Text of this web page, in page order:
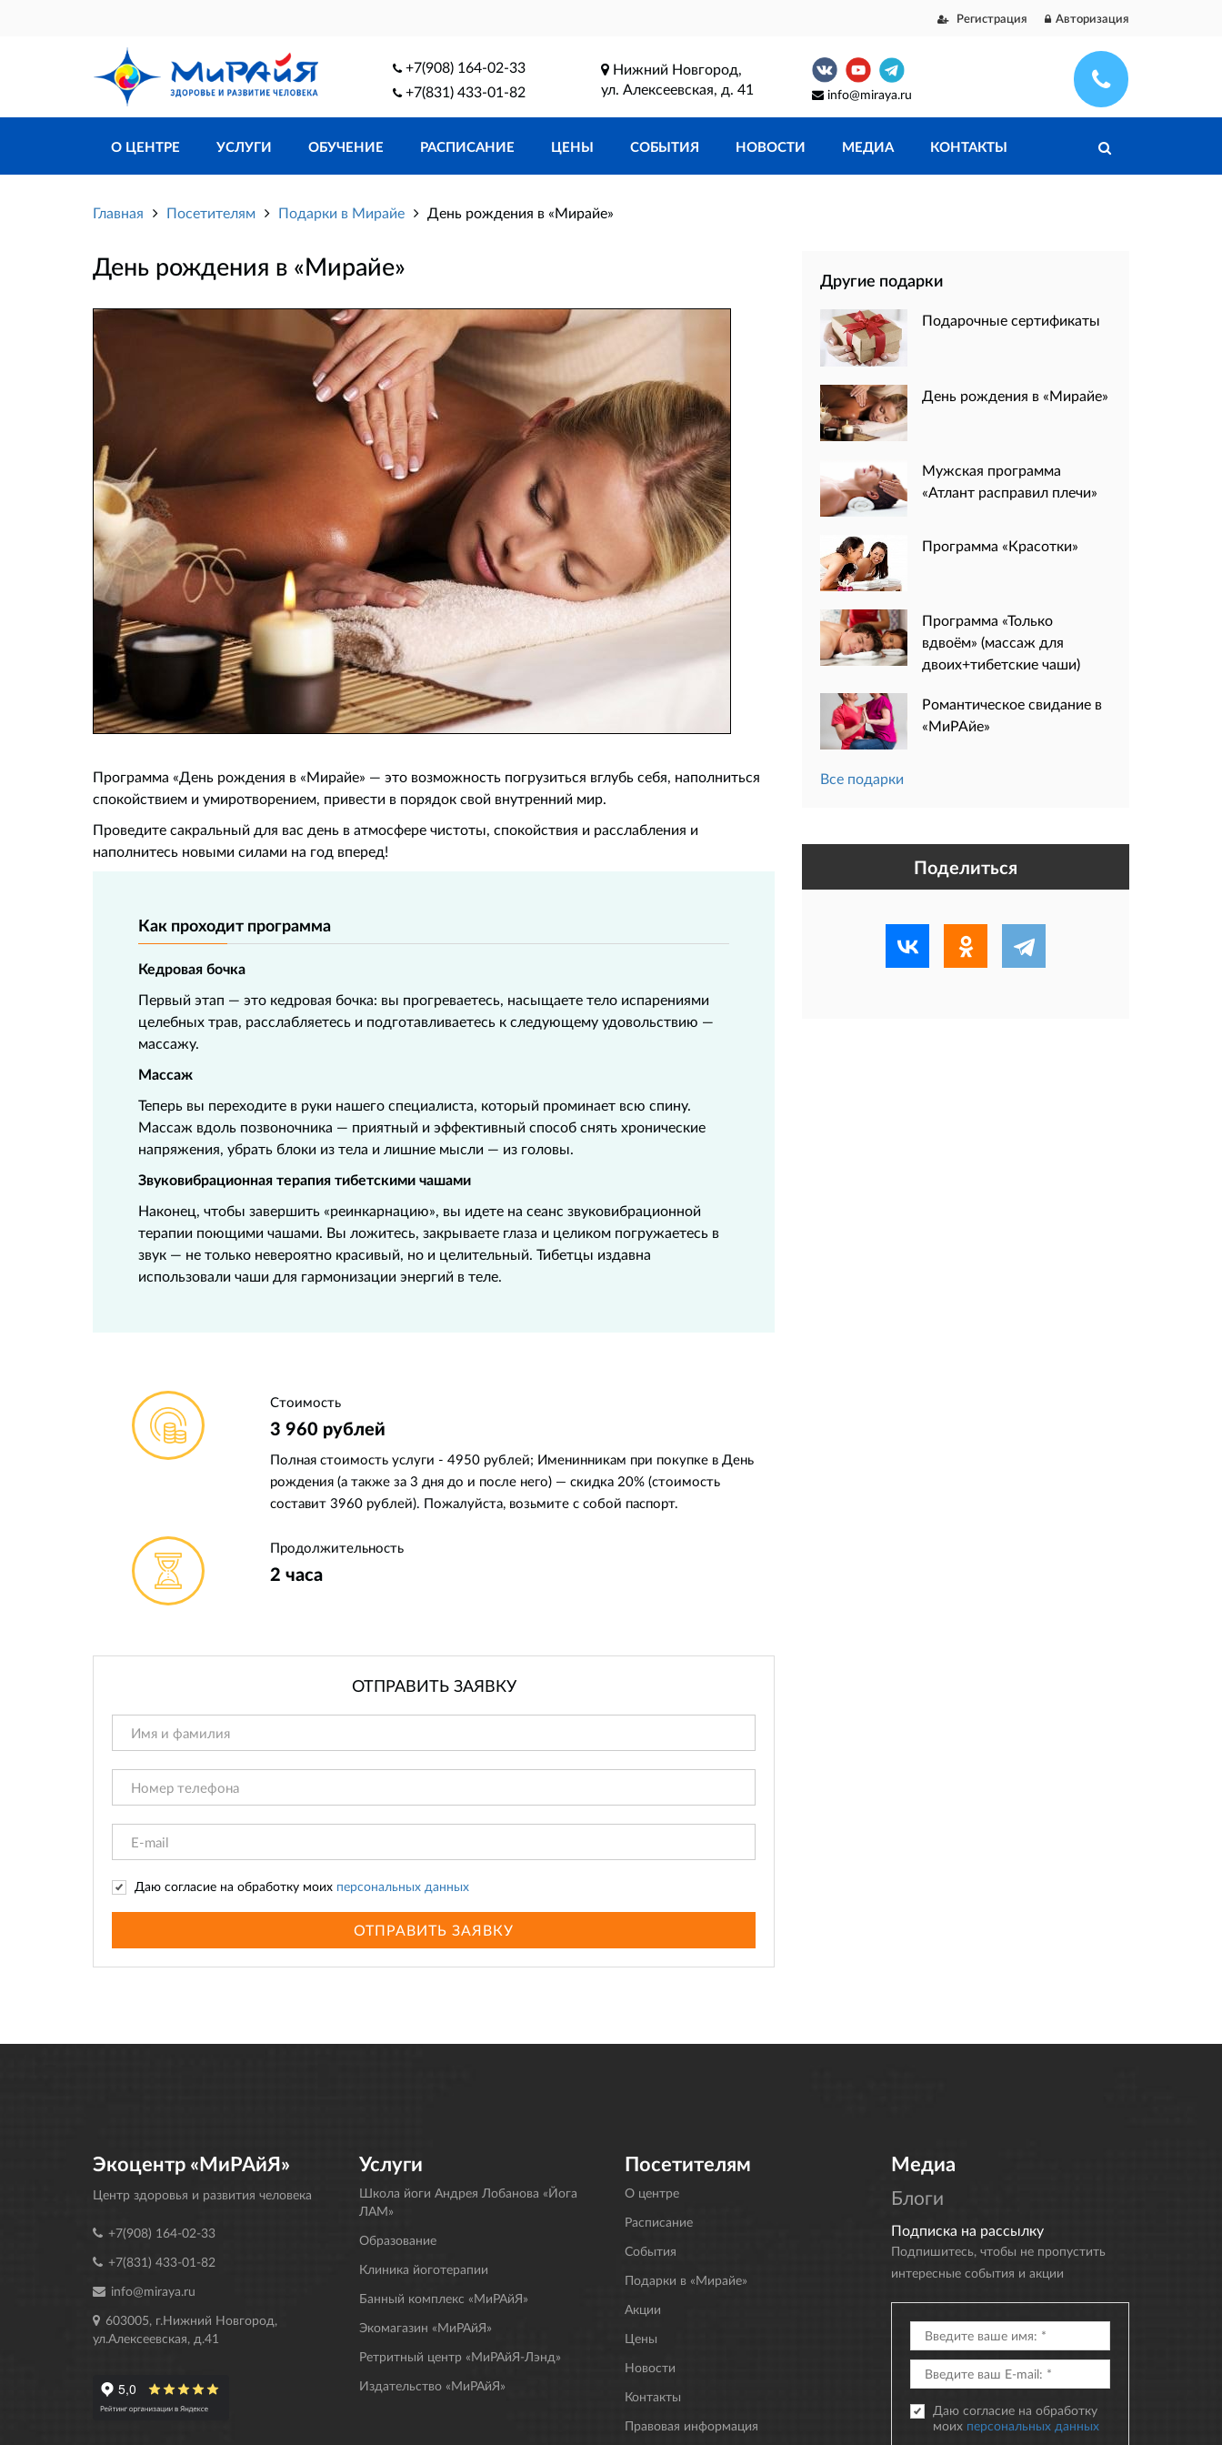
Регистрация Авторизация
+7(908) 164-02-33
+7(831) 433-01-82
Нижний Новгород,
ул. Алексеевская, д. 41
info@miraya.ru
О ЦЕНТРЕ УСЛУГИ ОБУЧЕНИЕ РАСПИСАНИЕ ЦЕНЫ СОБЫТИЯ НОВОСТИ МЕДИА КОНТАКТЫ
Главная Посетителям Подарки в Мирайе День рождения в «Мирайе»
День рождения в «Мирайе»
Программа «День рождения в «Мирайе» — это возможность погрузиться вглубь себя, наполниться
спокойствием и умиротворением, привести в порядок свой внутренний мир.
Проведите сакральный для вас день в атмосфере чистоты, спокойствия и расслабления и
наполнитесь новыми силами на год вперед!
Как проходит программа
Кедровая бочка
Первый этап — это кедровая бочка: вы прогреваетесь, насыщаете тело испарениями
целебных трав, расслабляетесь и подготавливаетесь к следующему удовольствию —
массажу.
Массаж
Теперь вы переходите в руки нашего специалиста, который проминает всю спину.
Массаж вдоль позвоночника — приятный и эффективный способ снять хронические
напряжения, убрать блоки из тела и лишние мысли — из головы.
Звуковибрационная терапия тибетскими чашами
Наконец, чтобы завершить «реинкарнацию», вы идете на сеанс звуковибрационной
терапии поющими чашами. Вы ложитесь, закрываете глаза и целиком погружаетесь в
звук — не только невероятно красивый, но и целительный. Тибетцы издавна
использовали чаши для гармонизации энергий в теле.
Стоимость
3 960 рублей
Полная стоимость услуги - 4950 рублей; Именинникам при покупке в День
рождения (а также за 3 дня до и после него) — скидка 20% (стоимость
составит 3960 рублей). Пожалуйста, возьмите с собой паспорт.
Продолжительность
2 часа
ОТПРАВИТЬ ЗАЯВКУ
Даю согласие на обработку моих персональных данных
ОТПРАВИТЬ ЗАЯВКУ
Другие подарки
Подарочные сертификаты
День рождения в «Мирайе»
Мужская программа
«Атлант расправил плечи»
Программа «Красотки»
Программа «Только
вдвоём» (массаж для
двоих+тибетские чаши)
Романтическое свидание в
«МиРАйе»
Все подарки
Поделиться
Экоцентр «МиРАйЯ»
Центр здоровья и развития человека
+7(908) 164-02-33
+7(831) 433-01-82
info@miraya.ru
603005, г.Нижний Новгород,
ул.Алексеевская, д.41
Услуги
Школа йоги Андрея Лобанова «Йога
ЛАМ»
Образование
Клиника йоготерапии
Банный комплекс «МиРАйЯ»
Экомагазин «МиРАйЯ»
Ретритный центр «МиРАйЯ-Лэнд»
Издательство «МиРАйЯ»
Посетителям
О центре
Расписание
События
Подарки в «Мирайе»
Акции
Цены
Новости
Контакты
Правовая информация
Медиа
Блоги
Подписка на рассылку
Подпишитесь, чтобы не пропустить
интересные события и акции
Даю согласие на обработку
моих персональных данных